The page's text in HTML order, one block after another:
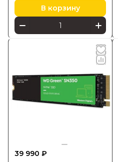
В корзину
39 990 ₽